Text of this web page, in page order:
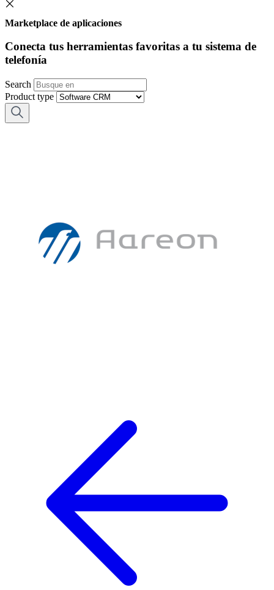
Marketplace de aplicaciones
Conecta tus herramientas favoritas a tu sistema de
telefonía
Search
Product type